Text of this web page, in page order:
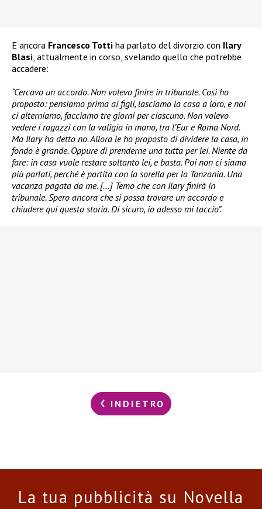
E ancora Francesco Totti ha parlato del divorzio con Ilary
Blasi, attualmente in corso, svelando quello che potrebbe
accadere:
“Cercavo un accordo. Non volevo finire in tribunale. Così ho
proposto: pensiamo prima ai figli, lasciamo la casa a loro, e noi
ci alterniamo, facciamo tre giorni per ciascuno. Non volevo
vedere i ragazzi con la valigia in mano, tra l’Eur e Roma Nord.
Ma Ilary ha detto no. Allora le ho proposto di dividere la casa, in
fondo è grande. Oppure di prenderne una tutta per lei. Niente da
fare: in casa vuole restare soltanto lei, e basta. Poi non ci siamo
più parlati, perché è partita con la sorella per la Tanzania. Una
vacanza pagata da me. […] Temo che con Ilary finirà in
tribunale. Spero ancora che si possa trovare un accordo e
chiudere qui questa storia. Di sicuro, io adesso mi taccio”.
INDIETRO
La tua pubblicità su Novella